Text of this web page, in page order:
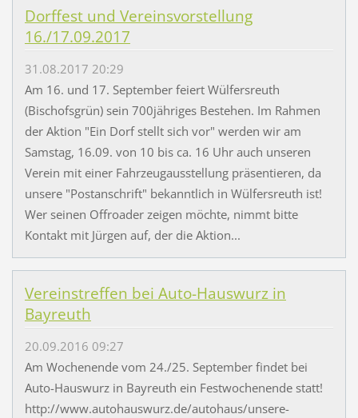
Dorffest und Vereinsvorstellung
16./17.09.2017
31.08.2017 20:29
Am 16. und 17. September feiert Wülfersreuth
(Bischofsgrün) sein 700jähriges Bestehen. Im Rahmen
der Aktion "Ein Dorf stellt sich vor" werden wir am
Samstag, 16.09. von 10 bis ca. 16 Uhr auch unseren
Verein mit einer Fahrzeugausstellung präsentieren, da
unsere "Postanschrift" bekanntlich in Wülfersreuth ist!
Wer seinen Offroader zeigen möchte, nimmt bitte
Kontakt mit Jürgen auf, der die Aktion...
Vereinstreffen bei Auto-Hauswurz in
Bayreuth
20.09.2016 09:27
Am Wochenende vom 24./25. September findet bei
Auto-Hauswurz in Bayreuth ein Festwochenende statt!
http://www.autohauswurz.de/autohaus/unsere-